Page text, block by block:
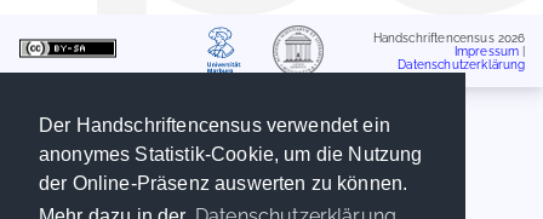
Der Handschriftencensus verwendet ein
anonymes Statistik-Cookie, um die Nutzung
der Online-Präsenz auswerten zu können.
Handschriftencensus 2026
Impressum
Datenschutzerklärung